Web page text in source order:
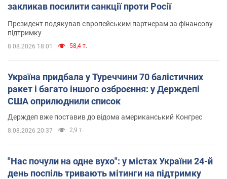
закликав посилити санкції проти Росії
Президент подякував європейським партнерам за фінансову
підтримку
8.08.2026 18:01 58,4 т.
Україна придбала у Туреччини 70 балістичних
ракет і багато іншого озброєння: у Держдепі
США оприлюднили список
Держдеп вже поставив до відома американський Конгрес
8.08.2026 20:37 2,9 т.
"Нас почули на одне вухо": у містах України 24-й
день поспіль тривають мітинги на підтримку